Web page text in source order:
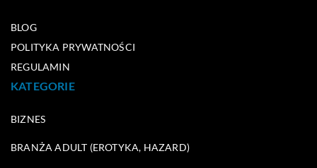
BLOG
POLITYKA PRYWATNOŚCI
REGULAMIN
KATEGORIE
BIZNES
BRANŻA ADULT (EROTYKA, HAZARD)